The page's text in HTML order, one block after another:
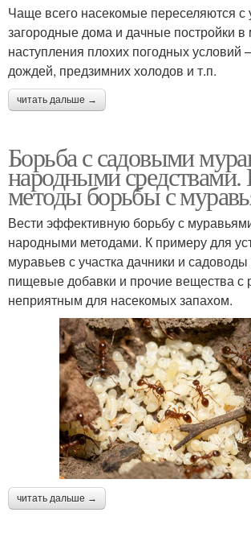
Чаще всего насекомые переселяются с
загородные дома и дачные постройки
наступления плохих погодных условий
дождей, предзимних холодов и т.п.
читать дальше →
Борьба с садовыми
народными
методы борьбы с
Вести эффективную борьбу с
народными методами. К примеру для
муравьев с участка дачники и
пищевые добавки и прочие вещества с
неприятным для насекомых запахом.
читать дальше →